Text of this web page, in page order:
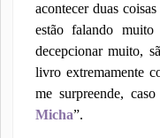
acontecer duas
estão falando
decepcionar muito,
livro extremamente
me surpreende,
Micha”.